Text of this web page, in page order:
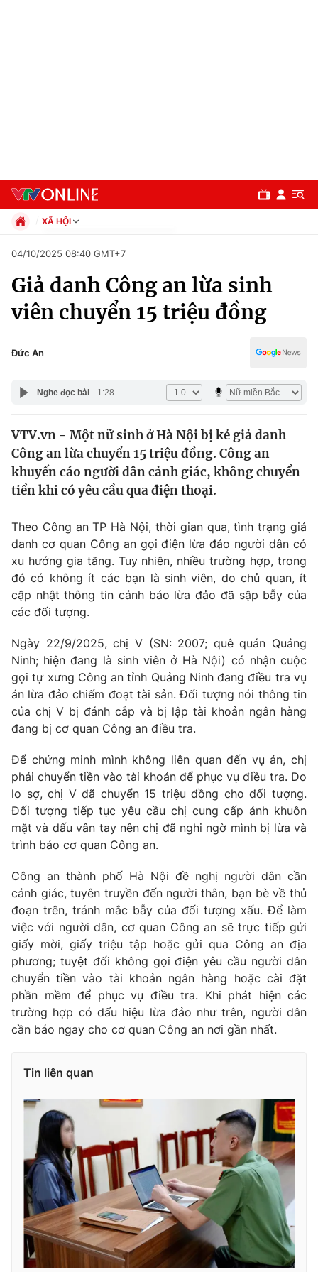
Chuyên mục
Chính trị
Y tế
Thế giới
Thế giới đó đây
Câu chuyện quốc tế
Kinh tế
Tài chính
Thị trường
Góc doanh nghiệp
Dữ liệu và đời sống
Truyền hình
Phim VTV
Hậu trường
Nhân vật
Khán giả
Giải sao mai
Giải trí
Điện ảnh
Âm nhạc
Sao
Đời sống
Du lịch
Làm đẹp
Chất lượng cuộc sống
Giáo dục
Tuyển sinh
Học trực tuyến
Công nghệ
Hitech Công nghệ tương lai
Sản phẩm
Tư vấn
Giao lưu trực tuyến
Chuyên mục khác
Emagazine Podcast
Photo Infographic
Video Shorts video
VTV Sức khoẻ Bất động sản
Thị trường 24h Tấm lòng Việt
VTV4 Vươn mình bằng AI
VTV9 VTV8
Liên hệ tòa soạn English
XÃ HỘI
Xã hội
Pháp luật
Thể thao
Đời sống
Giáo dục
04/10/2025 08:40 GMT+7
Giả danh Công an lừa sinh
viên chuyển 15 triệu đồng
Đức An
Nghe đọc bài 1:28
VTV.vn - Một nữ sinh ở Hà Nội bị kẻ giả danh
Công an lừa chuyển 15 triệu đồng. Công an
khuyến cáo người dân cảnh giác, không chuyển
tiền khi có yêu cầu qua điện thoại.
Theo Công an TP Hà Nội, thời gian qua, tình trạng giả
danh cơ quan Công an gọi điện lừa đảo người dân có
xu hướng gia tăng. Tuy nhiên, nhiều trường hợp, trong
đó có không ít các bạn là sinh viên, do chủ quan, ít
cập nhật thông tin cảnh báo lừa đảo đã sập bẫy của
các đối tượng.
Ngày 22/9/2025, chị V (SN: 2007; quê quán Quảng
Ninh; hiện đang là sinh viên ở Hà Nội) có nhận cuộc
gọi tự xưng Công an tỉnh Quảng Ninh đang điều tra vụ
án lừa đảo chiếm đoạt tài sản. Đối tượng nói thông tin
của chị V bị đánh cắp và bị lập tài khoản ngân hàng
đang bị cơ quan Công an điều tra.
Để chứng minh mình không liên quan đến vụ án, chị
phải chuyển tiền vào tài khoản để phục vụ điều tra. Do
lo sợ, chị V đã chuyển 15 triệu đồng cho đối tượng.
Đối tượng tiếp tục yêu cầu chị cung cấp ảnh khuôn
mặt và dấu vân tay nên chị đã nghi ngờ mình bị lừa và
trình báo cơ quan Công an.
Công an thành phố Hà Nội đề nghị người dân cần
cảnh giác, tuyên truyền đến người thân, bạn bè về thủ
đoạn trên, tránh mắc bẫy của đối tượng xấu. Để làm
việc với người dân, cơ quan Công an sẽ trực tiếp gửi
giấy mời, giấy triệu tập hoặc gửi qua Công an địa
phương; tuyệt đối không gọi điện yêu cầu người dân
chuyển tiền vào tài khoản ngân hàng hoặc cài đặt
phần mềm để phục vụ điều tra. Khi phát hiện các
trường hợp có dấu hiệu lừa đảo như trên, người dân
cần báo ngay cho cơ quan Công an nơi gần nhất.
Tin liên quan